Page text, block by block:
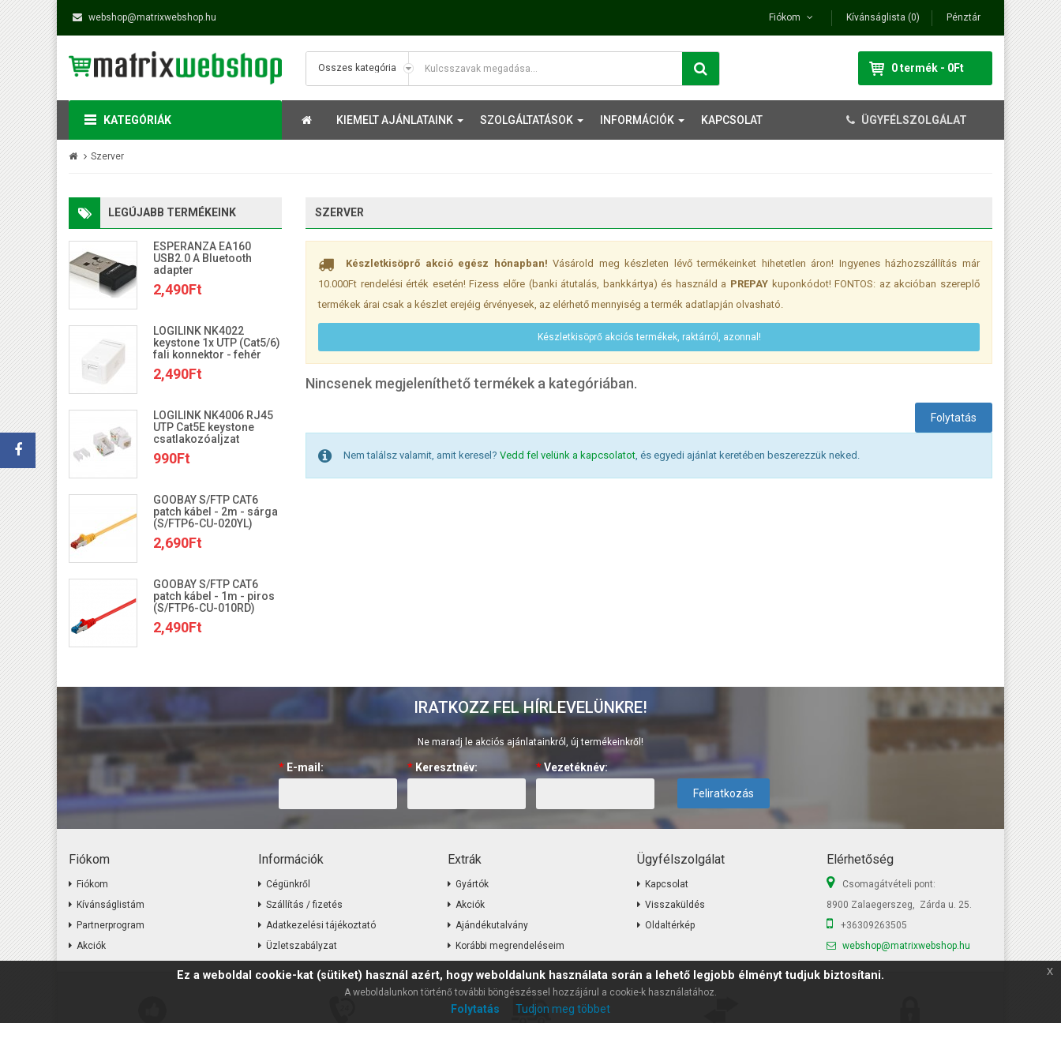
webshop@matrixwebshop.hu Fiókom Kívánságlista (0) Pénztár
0 termék - 0Ft
KATEGÓRIÁK KIEMELT AJÁNLATAINK SZOLGÁLTATÁSOK INFORMÁCIÓK KAPCSOLAT ÜGYFÉLSZOLGÁLAT
Szerver
LEGÚJABB TERMÉKEINK
ESPERANZA EA160
USB2.0 A Bluetooth
adapter
2,490Ft
LOGILINK NK4022
keystone 1x UTP (Cat5/6)
fali konnektor - fehér
2,490Ft
LOGILINK NK4006 RJ45
UTP Cat5E keystone
csatlakozóaljzat
990Ft
GOOBAY S/FTP CAT6
patch kábel - 2m - sárga
(S/FTP6-CU-020YL)
2,690Ft
GOOBAY S/FTP CAT6
patch kábel - 1m - piros
(S/FTP6-CU-010RD)
2,490Ft
SZERVER
Készletkisöprő akció egész hónapban! Vásárold meg készleten lévő termékeinket hihetetlen áron! Ingyenes házhozszállítás már
10.000Ft rendelési érték esetén! Fizess előre (banki átutalás, bankkártya) és használd a PREPAY kuponkódot! FONTOS: az akcióban szereplő
termékek árai csak a készlet erejéig érvényesek, az elérhető mennyiség a termék adatlapján olvasható.
Készletkisöprő akciós termékek, raktárról, azonnal!
Nincsenek megjeleníthető termékek a kategóriában.
Folytatás
Nem találsz valamit, amit keresel? Vedd fel velünk a kapcsolatot, és egyedi ajánlat keretében beszerezzük neked.
IRATKOZZ FEL HÍRLEVELÜNKRE!
Ne maradj le akciós ajánlatainkról, új termékeinkről!
*E-mail: *Keresztnév: *Vezetéknév:
Feliratkozás
Fiókom
Fiókom
Kívánságlistám
Partnerprogram
Akciók
Információk
Cégünkről
Szállítás / fizetés
Adatkezelési tájékoztató
Üzletszabályzat
Extrák
Gyártók
Akciók
Ajándékutalvány
Korábbi megrendeléseim
Ügyfélszolgálat
Kapcsolat
Visszaküldés
Oldaltérkép
Elérhetőség
Csomagátvételi pont:
8900 Zalaegerszeg, Zárda u. 25.
+36309263505
webshop@matrixwebshop.hu
Ez a weboldal cookie-kat (sütiket) használ azért, hogy weboldalunk használata során a lehető legjobb élményt tudjuk biztosítani.
A weboldalunkon történő további böngészéssel hozzájárul a cookie-k használatához.
Folytatás Tudjon meg többet
x